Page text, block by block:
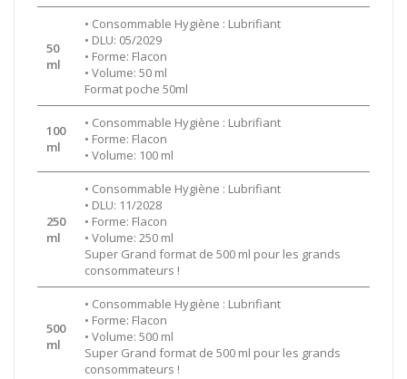
50
ml
• Consommable Hygiène : Lubrifiant
• DLU: 05/2029
• Forme: Flacon
• Volume: 50 ml
Format poche 50ml
100
ml
• Consommable Hygiène : Lubrifiant
• Forme: Flacon
• Volume: 100 ml
250
ml
• Consommable Hygiène : Lubrifiant
• DLU: 11/2028
• Forme: Flacon
• Volume: 250 ml
Super Grand format de 500 ml pour les grands
consommateurs !
500
ml
• Consommable Hygiène : Lubrifiant
• Forme: Flacon
• Volume: 500 ml
Super Grand format de 500 ml pour les grands
consommateurs !